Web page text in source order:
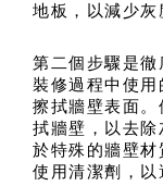
地板，以減少灰
第二個步驟是徹
裝修過程中使用
擦拭牆壁表面
拭牆壁，以去
於特殊的牆壁
使用清潔劑，以